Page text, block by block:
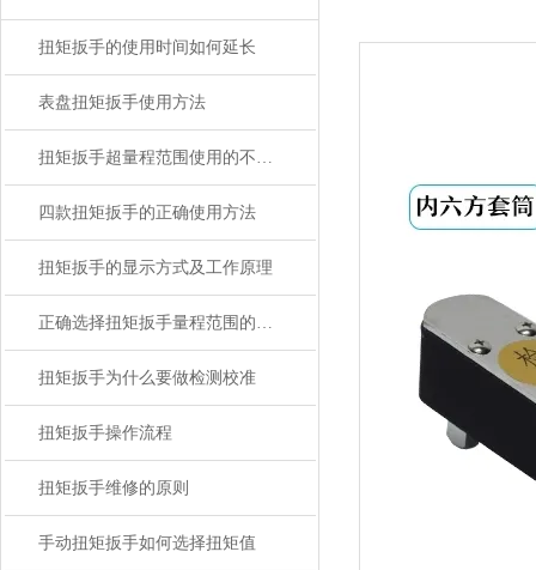
扭矩扳手的使用时间如何延长
表盘扭矩扳手使用方法
扭矩扳手超量程范围使用的不利影响
四款扭矩扳手的正确使用方法
扭矩扳手的显示方式及工作原理
正确选择扭矩扳手量程范围的方法
扭矩扳手为什么要做检测校准
扭矩扳手操作流程
扭矩扳手维修的原则
手动扭矩扳手如何选择扭矩值